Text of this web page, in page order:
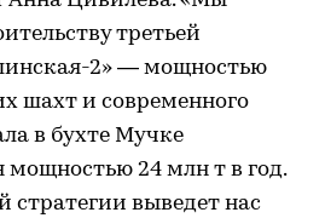
третьей
2» — мощностью
шахт и современного
в бухте Мучке
мощностью 24 млн т в год.
стратегии выведет нас